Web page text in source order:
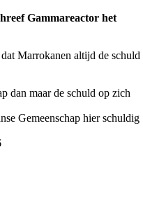
Gammareactor het
Marrokanen altijd de schuld
dan maar de schuld op zich
Gemeenschap hier schuldig